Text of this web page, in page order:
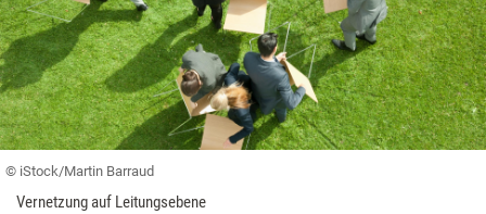
© iStock/Martin Barraud
Vernetzung auf Leitungsebene